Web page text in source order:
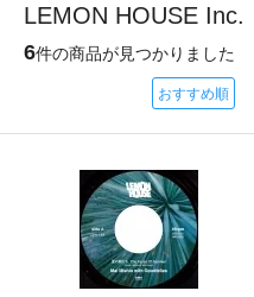
LEMON HOUSE Inc.
6件の商品が見つかりました
おすすめ順